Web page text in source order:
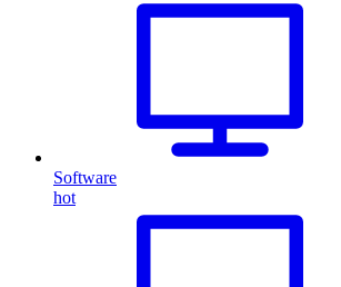
Software
hot